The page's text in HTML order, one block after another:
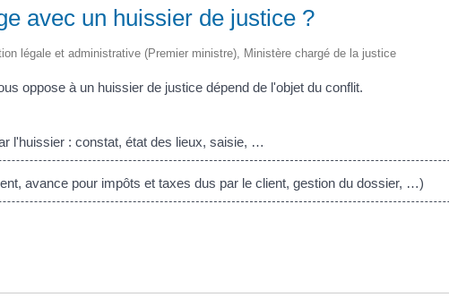
avec un huissier de justice ?
légale et administrative (Premier ministre), Ministère chargé de la justice
oppose à un huissier de justice dépend de l'objet du conflit.
l'huissier : constat, état des lieux, saisie, …
avance pour impôts et taxes dus par le client, gestion du dossier, …)